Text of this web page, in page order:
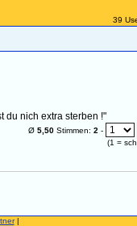
39
du nich extra sterben !"
Ø 5,50 Stimmen: 2 -
(1 =
|